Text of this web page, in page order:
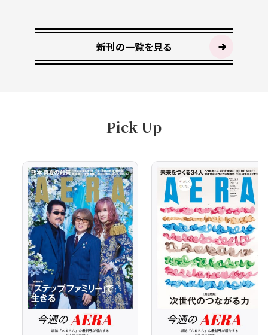
新刊の一覧を見る
Pick Up